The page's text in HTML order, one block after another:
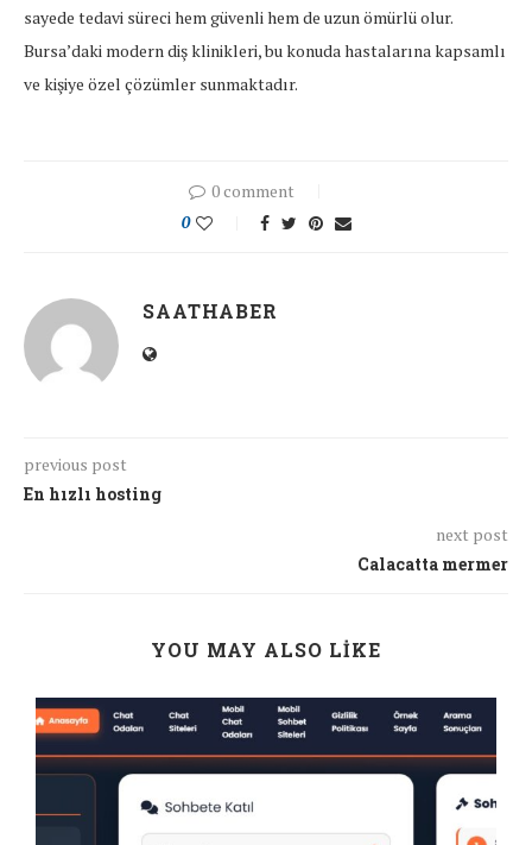
sayede tedavi süreci hem güvenli hem de uzun ömürlü olur.
Bursa’daki modern diş klinikleri, bu konuda hastalarına kapsamlı
ve kişiye özel çözümler sunmaktadır.
0 comment
0
SAATHABER
previous post
En hızlı hosting
next post
Calacatta mermer
YOU MAY ALSO LIKE